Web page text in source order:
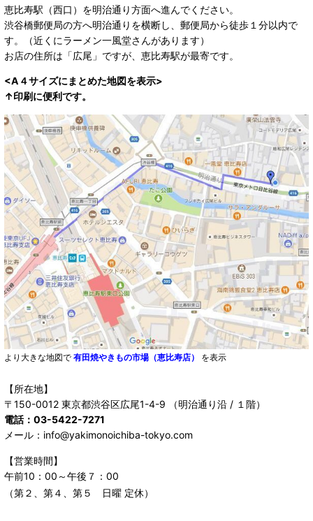
恵比寿駅（西口）を明治通り方面へ進んでください。
渋谷橋郵便局の方へ明治通りを横断し、郵便局から徒歩１分以内で
す。（近くにラーメン一風堂さんがあります）
お店の住所は「広尾」ですが、恵比寿駅が最寄です。
<A４サイズにまとめた地図を表示>
↑印刷に便利です。
より大きな地図で 有田焼やきもの市場（恵比寿店） を表示
【所在地】
〒150-0012 東京都渋谷区広尾1-4-9 （明治通り沿 / １階）
電話：03-5422-7271
メール：info@yakimonoichiba-tokyo.com
【営業時間】
午前10：00～午後７：00
（第２、第４、第５ 日曜 定休）